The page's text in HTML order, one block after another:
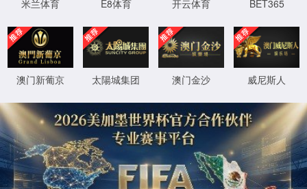
哎呀！未找到。
未找到您请求的页面。
返回上一页 返回首页
XML 地图